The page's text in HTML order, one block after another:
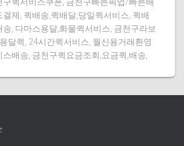
제, 퀵배송,퀵배달,당일퀵서비스, 퀵배
송, 다마스용달,화물퀵서비스, 금천구라보
달퀵, 24시간퀵서비스, 월신용거래환영
스배송, 금천구퀵요금조회,요금퀵,배송,